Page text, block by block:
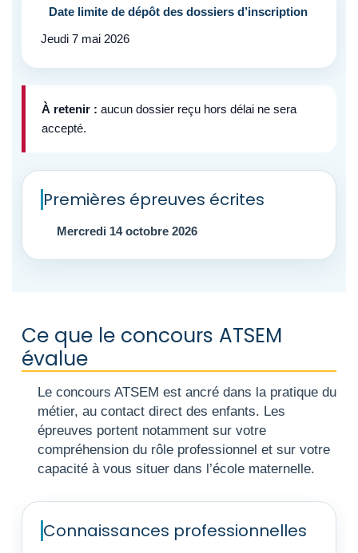
Date limite de dépôt des dossiers d’inscription
Jeudi 7 mai 2026
À retenir : aucun dossier reçu hors délai ne sera
accepté.
Premières épreuves écrites
Mercredi 14 octobre 2026
Ce que le concours ATSEM
évalue
Le concours ATSEM est ancré dans la pratique du
métier, au contact direct des enfants. Les
épreuves portent notamment sur votre
compréhension du rôle professionnel et sur votre
capacité à vous situer dans l’école maternelle.
Connaissances professionnelles